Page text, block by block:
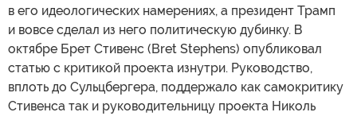
в его идеологических намерениях, а президент Трамп
и вовсе сделал из него политическую дубинку. В
октябре Брет Стивенс (Bret Stephens) опубликовал
статью с критикой проекта изнутри. Руководство,
вплоть до Сульцбергера, поддержало как самокритику
Стивенса так и руководительницу проекта Николь